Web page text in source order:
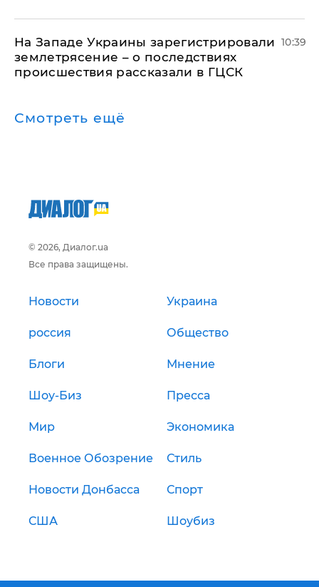
На Западе Украины зарегистрировали
землетрясение – о последствиях
происшествия рассказали в ГЦСК
10:39
Смотреть ещё
© 2026, Диалог.ua
Все права защищены.
Новости Украина
россия Общество
Блоги Мнение
Шоу-Биз Пресса
Мир Экономика
Военное Обозрение Стиль
Новости Донбасса Спорт
США Шоубиз